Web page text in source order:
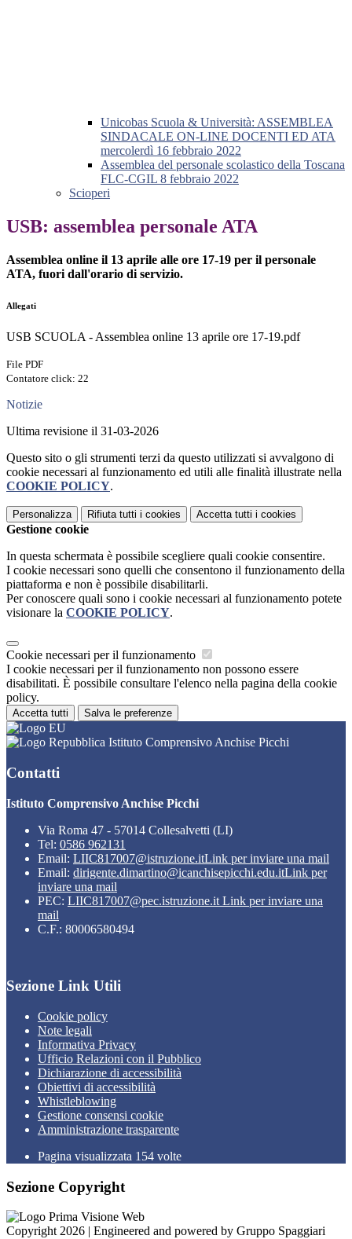
Unicobas Scuola & Università: ASSEMBLEA
SINDACALE ON-LINE DOCENTI ED ATA
mercolerdì 16 febbraio 2022
Assemblea del personale scolastico della Toscana
FLC-CGIL 8 febbraio 2022
Scioperi
USB: assemblea personale ATA
Assemblea online il 13 aprile alle ore 17-19 per il personale
ATA, fuori dall'orario di servizio.
Allegati
USB SCUOLA - Assemblea online 13 aprile ore 17-19.pdf
File PDF
Contatore click: 22
Notizie
Ultima revisione il 31-03-2026
Questo sito o gli strumenti terzi da questo utilizzati si avvalgono di
cookie necessari al funzionamento ed utili alle finalità illustrate nella
COOKIE POLICY.
Personalizza Rifiuta tutti i cookies Accetta tutti i cookies
Gestione cookie
In questa schermata è possibile scegliere quali cookie consentire.
I cookie necessari sono quelli che consentono il funzionamento della
piattaforma e non è possibile disabilitarli.
Per conoscere quali sono i cookie necessari al funzionamento potete
visionare la COOKIE POLICY.
Cookie necessari per il funzionamento
I cookie necessari per il funzionamento non possono essere
disabilitati. È possibile consultare l'elenco nella pagina della cookie
policy.
Accetta tutti Salva le preferenze
Istituto Comprensivo Anchise Picchi
Contatti
Istituto Comprensivo Anchise Picchi
Via Roma 47 - 57014 Collesalvetti (LI)
Tel: 0586 962131
Email: LIIC817007@istruzione.itLink per inviare una mail
Email: dirigente.dimartino@icanchisepicchi.edu.itLink per
inviare una mail
PEC: LIIC817007@pec.istruzione.it Link per inviare una
mail
C.F.: 80006580494
Sezione Link Utili
Cookie policy
Note legali
Informativa Privacy
Ufficio Relazioni con il Pubblico
Dichiarazione di accessibilità
Obiettivi di accessibilità
Whistleblowing
Gestione consensi cookie
Amministrazione trasparente
Pagina visualizzata 154 volte
Sezione Copyright
Copyright 2026 | Engineered and powered by Gruppo Spaggiari